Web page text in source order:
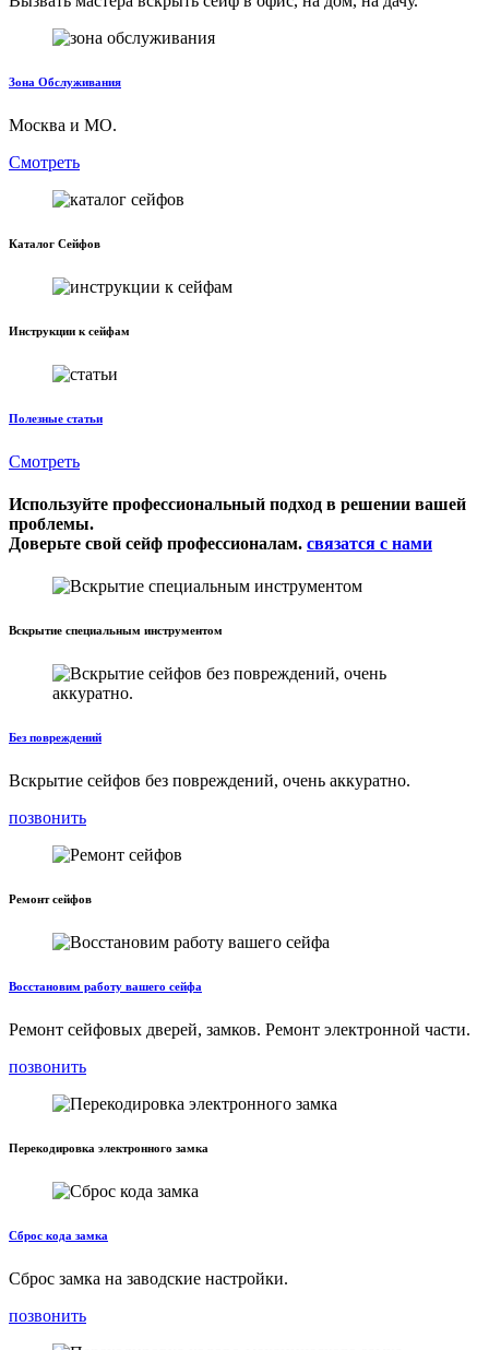
Зона Обслуживания
Москва и МО.
Смотреть
Каталог Сейфов
Инструкции к сейфам
Полезные статьи
Смотреть
Используйте профессиональный подход в решении вашей
проблемы.
Доверьте свой сейф профессионалам. связатся с нами
Вскрытие специальным инструментом
Без повреждений
Вскрытие сейфов без повреждений, очень аккуратно.
позвонить
Ремонт сейфов
Восстановим работу вашего сейфа
Ремонт сейфовых дверей, замков. Ремонт электронной части.
позвонить
Перекодировка электронного замка
Сброс кода замка
Сброс замка на заводские настройки.
позвонить